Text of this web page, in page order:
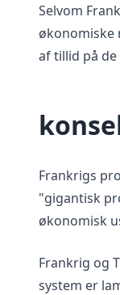
Selvom
økonomiske
af tillid på
Frankrigs
"gigantisk
økonomisk
Frankrig og
system er